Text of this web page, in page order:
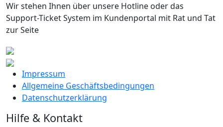
Wir stehen Ihnen über unsere Hotline oder das
Support-Ticket System im Kundenportal mit Rat und Tat
zur Seite
Impressum
Allgemeine Geschäftsbedingungen
Datenschutzerklärung
Hilfe & Kontakt